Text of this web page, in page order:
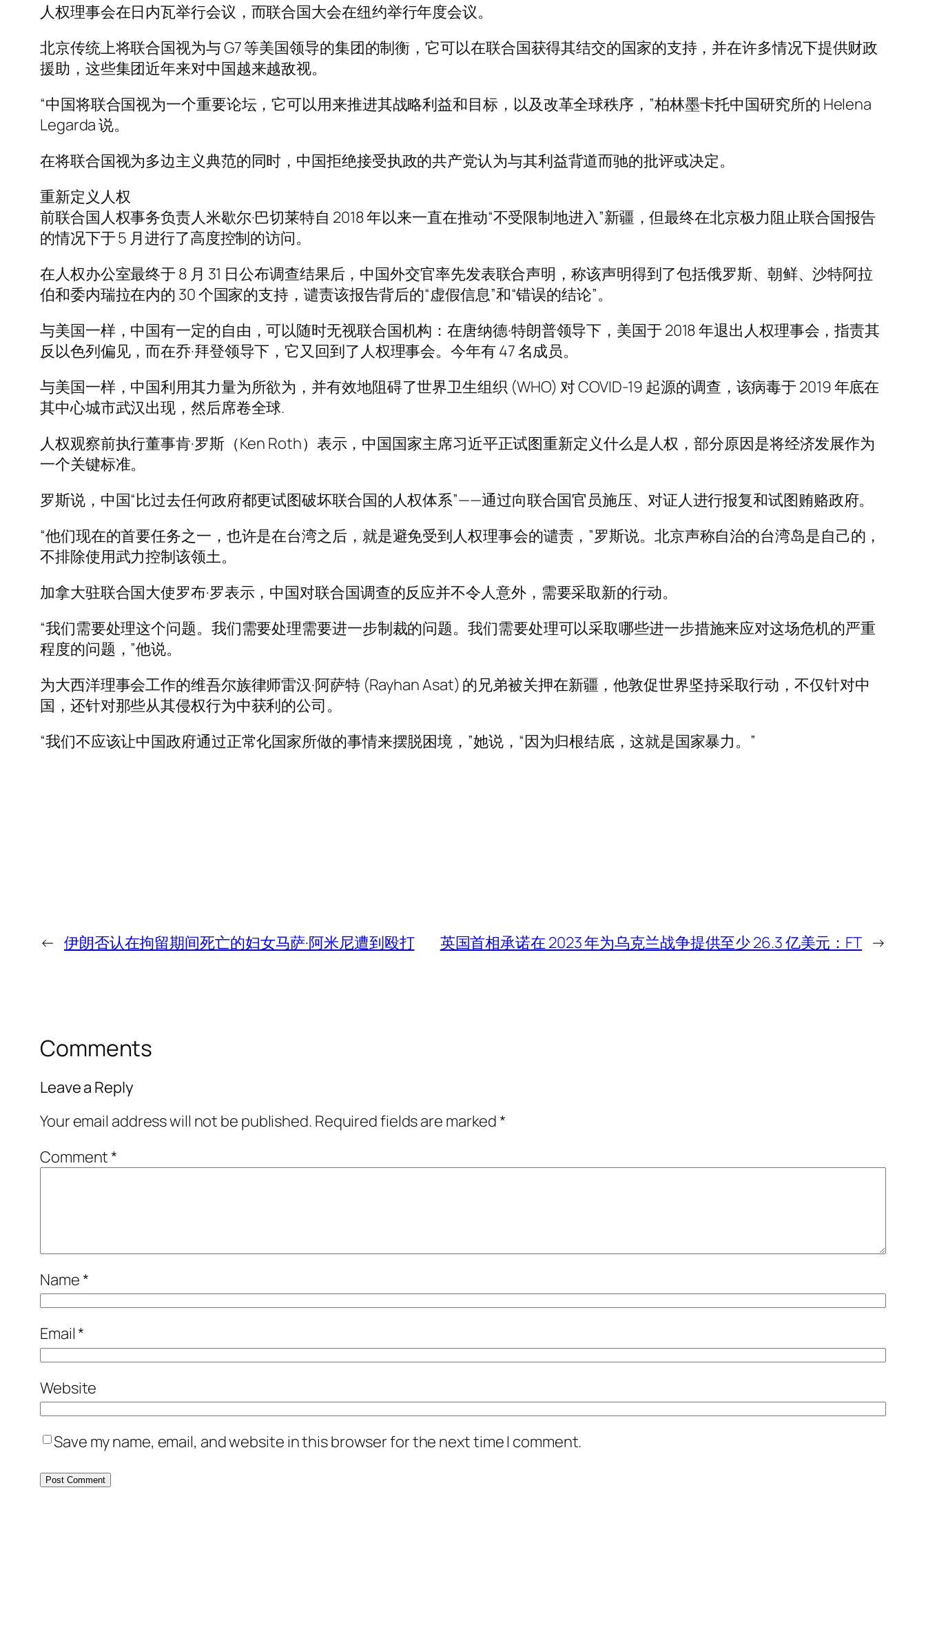
人权理事会在日内瓦举行会议，而联合国大会在纽约举行年度会议。
北京传统上将联合国视为与 G7 等美国领导的集团的制衡，它可以在联合国获得其结交的国家的支持，并在许多情况下提供财政
援助，这些集团近年来对中国越来越敌视。
“中国将联合国视为一个重要论坛，它可以用来推进其战略利益和目标，以及改革全球秩序，”柏林墨卡托中国研究所的 Helena
Legarda 说。
在将联合国视为多边主义典范的同时，中国拒绝接受执政的共产党认为与其利益背道而驰的批评或决定。
重新定义人权
前联合国人权事务负责人米歇尔·巴切莱特自 2018 年以来一直在推动“不受限制地进入”新疆，但最终在北京极力阻止联合国报告
的情况下于 5 月进行了高度控制的访问。
在人权办公室最终于 8 月 31 日公布调查结果后，中国外交官率先发表联合声明，称该声明得到了包括俄罗斯、朝鲜、沙特阿拉
伯和委内瑞拉在内的 30 个国家的支持，谴责该报告背后的“虚假信息”和“错误的结论”。
与美国一样，中国有一定的自由，可以随时无视联合国机构：在唐纳德·特朗普领导下，美国于 2018 年退出人权理事会，指责其
反以色列偏见，而在乔·拜登领导下，它又回到了人权理事会。今年有 47 名成员。
与美国一样，中国利用其力量为所欲为，并有效地阻碍了世界卫生组织 (WHO) 对 COVID-19 起源的调查，该病毒于 2019 年底在
其中心城市武汉出现，然后席卷全球.
人权观察前执行董事肯·罗斯（Ken Roth）表示，中国国家主席习近平正试图重新定义什么是人权，部分原因是将经济发展作为
一个关键标准。
罗斯说，中国“比过去任何政府都更试图破坏联合国的人权体系”——通过向联合国官员施压、对证人进行报复和试图贿赂政府。
“他们现在的首要任务之一，也许是在台湾之后，就是避免受到人权理事会的谴责，”罗斯说。北京声称自治的台湾岛是自己的，
不排除使用武力控制该领土。
加拿大驻联合国大使罗布·罗表示，中国对联合国调查的反应并不令人意外，需要采取新的行动。
“我们需要处理这个问题。我们需要处理需要进一步制裁的问题。我们需要处理可以采取哪些进一步措施来应对这场危机的严重
程度的问题，”他说。
为大西洋理事会工作的维吾尔族律师雷汉·阿萨特 (Rayhan Asat) 的兄弟被关押在新疆，他敦促世界坚持采取行动，不仅针对中
国，还针对那些从其侵权行为中获利的公司。
“我们不应该让中国政府通过正常化国家所做的事情来摆脱困境，”她说，“因为归根结底，这就是国家暴力。”
← 伊朗否认在拘留期间死亡的妇女马萨·阿米尼遭到殴打 英国首相承诺在 2023 年为乌克兰战争提供至少 26.3 亿美元：FT →
Comments
Leave a Reply
Your email address will not be published. Required fields are marked*
Comment*
Name*
Email*
Website
Save my name, email, and website in this browser for the next time I comment.